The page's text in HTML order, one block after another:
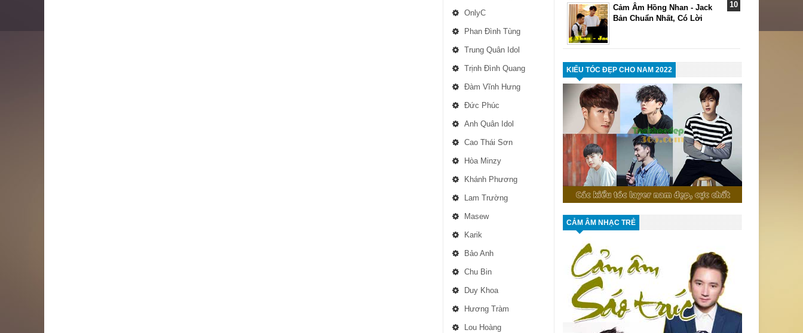
OnlyC
Phan Đình Tùng
Trung Quân Idol
Trịnh Đình Quang
Đàm Vĩnh Hưng
Đức Phúc
Anh Quân Idol
Cao Thái Sơn
Hòa Minzy
Khánh Phương
Lam Trường
Masew
Karik
Bảo Anh
Chu Bin
Duy Khoa
Hương Tràm
Lou Hoàng
Cảm Âm Hồng Nhan - Jack
Bản Chuẩn Nhất, Có Lời
KIỂU TÓC ĐẸP CHO NAM 2022
CẢM ÂM NHẠC TRẺ